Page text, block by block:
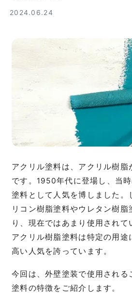
2024.06.24
アクリル塗料は、アクリル樹脂
です。1950年代に登場し、当
塗料として人気を博しました。
リコン樹脂塗料やウレタン樹脂
り、現在ではあまり使用されて
アクリル樹脂塗料は特定の用途
高い人気を誇っています。
今回は、外壁塗装で使用される
塗料の特徴をご紹介します。